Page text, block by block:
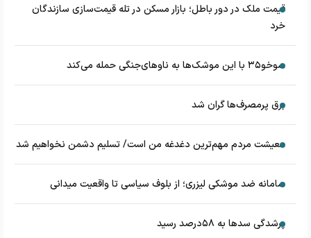
قیمت ملک در دور باطل؛ بازار مسکن در تله قیمت‌سازی سازندگان
خرد
سوخو۳۵ با این موشک‌ها به ناوهای‌جنگی حمله می‌کند
برق پرمصرف‌ها گران شد
معیشت مردم مهم‌ترین دغدغه من است/ تسلیم دشمن نخواهیم شد
سامانه ضد موشکی لیزری؛ از بلوف سیاسی تا واقعیت میدانی
پرشدگی سدها به ۵۸درصد رسید